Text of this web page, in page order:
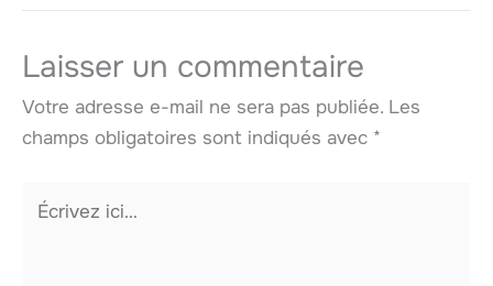
Laisser un commentaire
Votre adresse e-mail ne sera pas publiée. Les
champs obligatoires sont indiqués avec *
Écrivez